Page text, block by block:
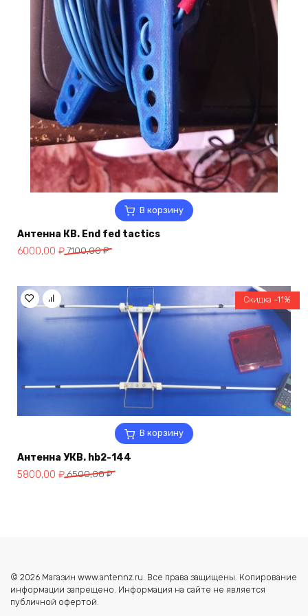
В корзину
Антенна КВ. End fed tactics
7100,00₽
Первоначальная
7100,00 ₽.
6000,00 ₽
Текущая
В корзину
Скидка -11%
Антенна УКВ. hb2-144
6500,00₽
Первоначальная
5800,00 ₽
Текущая
© 2026 Магазин www.antennz.ru. Все права защищены. Копирование
информации запрещено. Информация на сайте не является
публичной офертой.